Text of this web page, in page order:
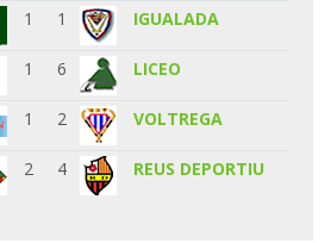
1 1 IGUALADA
1 6 LICEO
1 2 VOLTREGA
2 4 REUS DEPORTIU